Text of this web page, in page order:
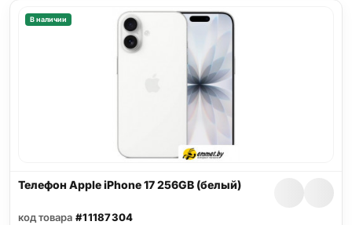
В наличии
Телефон Apple iPhone 17 256GB (белый)
код товара #11187304